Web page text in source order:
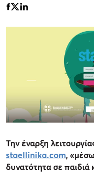
Την έναρξη
staellinika.com,
δυνατότητα σε παιδιά